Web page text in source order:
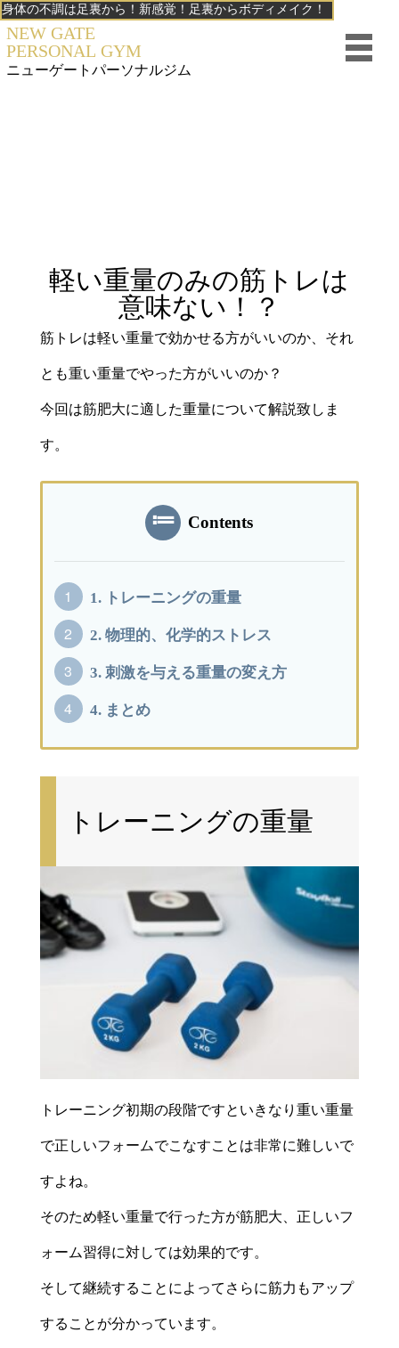
身体の不調は足裏から！新感覚！足裏からボディメイク！
NEW GATE
PERSONAL GYM
ニューゲート パーソナルジム
軽い重量のみの筋トレは
意味ない！？
筋トレは軽い重量で効かせる方がいいのか、それ
とも重い重量でやった方がいいのか？
今回は筋肥大に適した重量について解説致しま
す。
Contents
1.トレーニングの重量
2.物理的、化学的ストレス
3.刺激を与える重量の変え方
4.まとめ
トレーニングの重量
トレーニング初期の段階ですといきなり重い重量
で正しいフォームでこなすことは非常に難しいで
すよね。
そのため軽い重量で行った方が筋肥大、正しいフ
ォーム習得に対しては効果的です。
そして継続することによってさらに筋力もアップ
することが分かっています。